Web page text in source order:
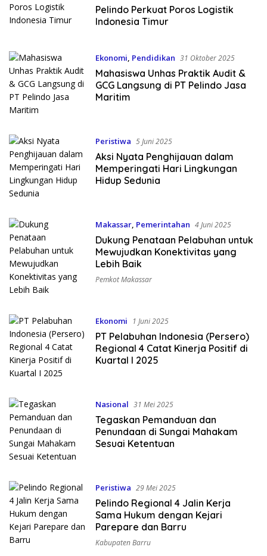
Pelindo Perkuat Poros Logistik
Indonesia Timur
Ekonomi, Pendidikan 31 Oktober 2025
Mahasiswa Unhas Praktik Audit &
GCG Langsung di PT Pelindo Jasa
Maritim
Peristiwa 5 Juni 2025
Aksi Nyata Penghijauan dalam
Memperingati Hari Lingkungan
Hidup Sedunia
Makassar, Pemerintahan 4 Juni 2025
Dukung Penataan Pelabuhan untuk
Mewujudkan Konektivitas yang
Lebih Baik
Pemkot Makassar
Ekonomi 1 Juni 2025
PT Pelabuhan Indonesia (Persero)
Regional 4 Catat Kinerja Positif di
Kuartal I 2025
Nasional 31 Mei 2025
Tegaskan Pemanduan dan
Penundaan di Sungai Mahakam
Sesuai Ketentuan
Peristiwa 29 Mei 2025
Pelindo Regional 4 Jalin Kerja
Sama Hukum dengan Kejari
Parepare dan Barru
Kabupaten Barru